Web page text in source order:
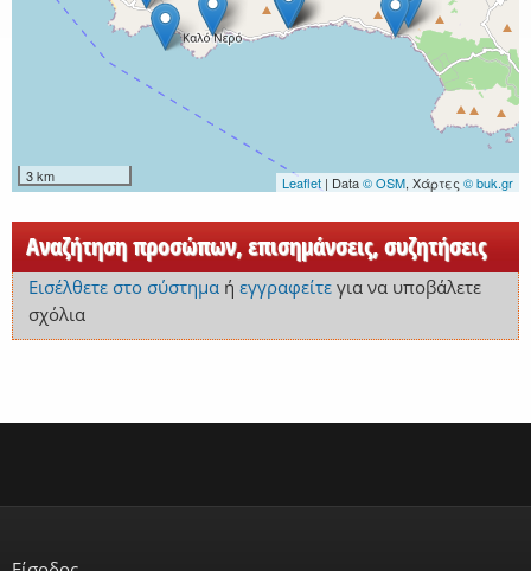
3 km Leaflet | Data© OSM, Χάρτες © buk.gr
Αναζήτηση προσώπων, επισημάνσεις, συζητήσεις
Εισέλθετε στο σύστημαή εγγραφείτεγια να υποβάλετε
σχόλια